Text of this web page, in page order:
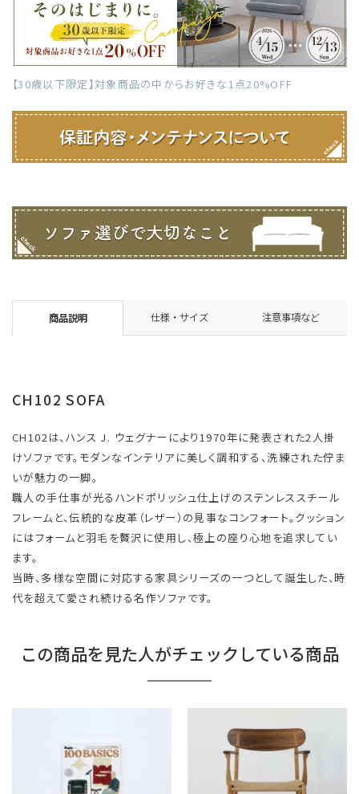
【30歳以下限定】対象商品の中からお好きな1点20%OFF
商品説明 仕様・サイズ 注意事項など
CH102 SOFA
CH102は、ハンス J. ウェグナーにより1970年に発表された2人掛
けソファです。モダンなインテリアに美しく調和する、洗練された佇ま
いが魅力の一脚。
職人の手仕事が光るハンドポリッシュ仕上げのステンレススチール
フレームと、伝統的な皮革（レザー）の見事なコンフォート。クッション
にはフォームと羽毛を贅沢に使用し、極上の座り心地を追求してい
ます。
当時、多様な空間に対応する家具シリーズの一つとして誕生した、時
代を超えて愛され続ける名作ソファです。
この商品を見た人がチェックしている商品